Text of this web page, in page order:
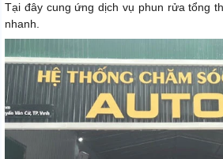
Tại đây cung ứng dịch vụ phun rửa tổng
nhanh.